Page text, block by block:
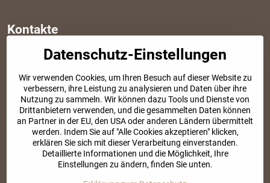
Kontakte
info​@modischesachen​.de
+421 917 917 801
Tel. Kundenservice von 8:30 bis 15:00
SOZIALE NETZWERKE
Facebook Instagram
Datenschutz-Einstellungen
Wir verwenden Cookies, um Ihren Besuch auf dieser Website zu
verbessern, ihre Leistung zu analysieren und Daten über ihre
Nutzung zu sammeln. Wir können dazu Tools und Dienste von
Drittanbietern verwenden, und die gesammelten Daten können
an Partner in der EU, den USA oder anderen Ländern übermittelt
werden. Indem Sie auf "Alle Cookies akzeptieren" klicken,
erklären Sie sich mit dieser Verarbeitung einverstanden.
Detaillierte Informationen und die Möglichkeit, Ihre
Einstellungen zu ändern, finden Sie unten.